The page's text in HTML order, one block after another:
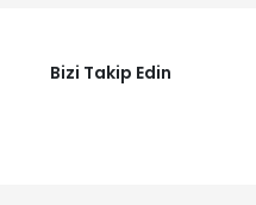
Bizi Takip Edin